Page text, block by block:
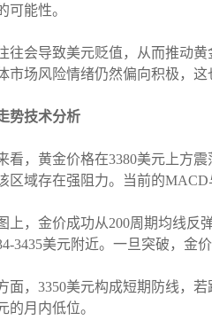
可能性。
往会导致美元贬值，从而推动
市场风险情绪仍然偏向积极，这
势技术分析
看，黄金价格在3380美元上方
区域存在强阻力。当前的
上，金价成功从200周期均线反
3435美元附近。一旦突破，金
面，3350美元构成短期防线，
的月内低位。